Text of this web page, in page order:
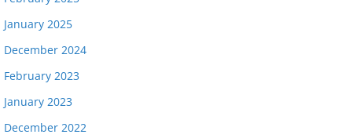
January 2025
December 2024
February 2023
January 2023
December 2022